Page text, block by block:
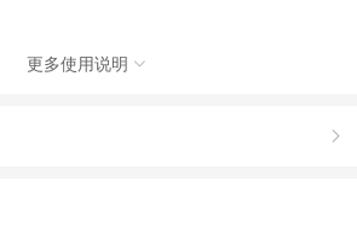
更多使用说明 

等）前，请务必仔细阅读
旅游文明公约，使您的旅程顺利圆满完成，